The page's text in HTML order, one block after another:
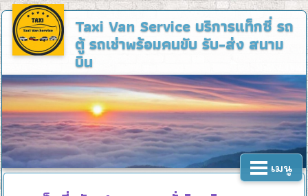
Taxi Van Serviceบริการแท็กซี่ รถ
ตู้ รถเช่าพร้อมคนขับ รับ-ส่ง สนาม
บิน
เมนู